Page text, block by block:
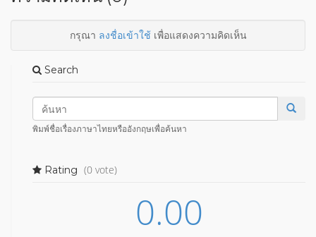
กรุณา ลงชื่อเข้าใช้เพื่อแสดงความคิดเห็น
Search
พิมพ์ชื่อเรื่องภาษาไทยหรืออังกฤษเพื่อค้นหา
Rating (0 vote)
0.00